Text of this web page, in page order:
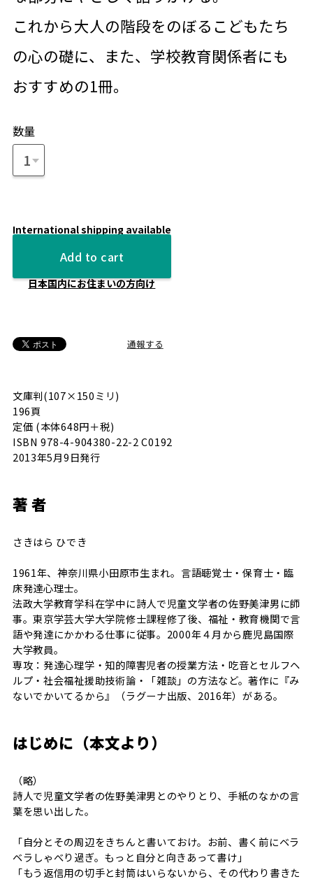
これから大人の階段をのぼるこどもたち
の心の礎に、また、学校教育関係者にも
おすすめの1冊。
数量
International shipping available
Add to cart
日本国内にお住まいの方向け
通報する
文庫判(107×150ミリ)
196頁
定価 (本体648円＋税)
ISBN 978-4-904380-22-2 C0192
2013年5月9日発行
著 者
さきはら ひでき
1961年、神奈川県小田原市生まれ。言語聴覚士・保育士・臨
床発達心理士。
法政大学教育学科在学中に詩人で児童文学者の佐野美津男に師
事。東京学芸大学大学院修士課程修了後、福祉・教育機関で言
語や発達にかかわる仕事に従事。2000年４月から鹿児島国際
大学教員。
専攻：発達心理学・知的障害児者の授業方法・吃音とセルフヘ
ルプ・社会福祉援助技術論・「雑談」の方法など。著作に『み
ないでかいてるから』（ラグーナ出版、2016年）がある。
はじめに（本文より）
（略）
詩人で児童文学者の佐野美津男とのやりとり、手紙のなかの言
葉を思い出した。
「自分とその周辺をきちんと書いておけ。お前、書く前にベラ
ベラしゃべり過ぎ。もっと自分と向きあって書け」
「もう返信用の切手と封筒はいらないから、その代わり書きた